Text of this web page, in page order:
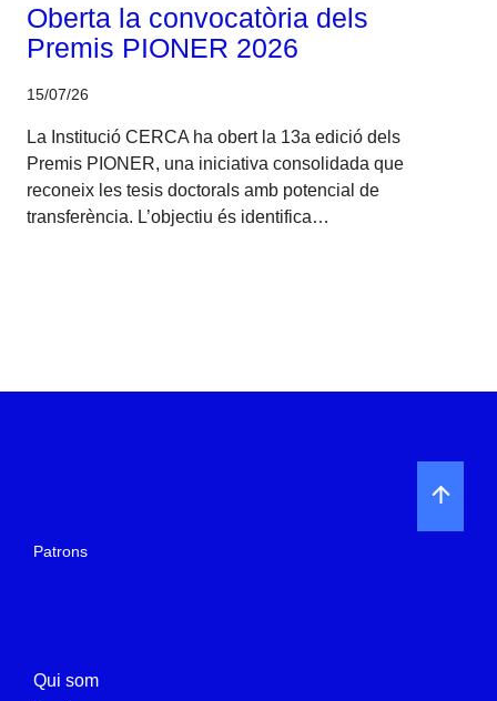
Oberta la convocatòria dels
Premis PIONER 2026
15/07/26
La Institució CERCA ha obert la 13a edició dels
Premis PIONER, una iniciativa consolidada que
reconeix les tesis doctorals amb potencial de
transferència. L’objectiu és identifica…
Patrons
Qui som